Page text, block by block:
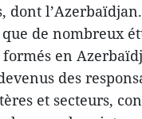
dont l’Azerbaïdjan.
de nombreux
en
des
et secteurs,